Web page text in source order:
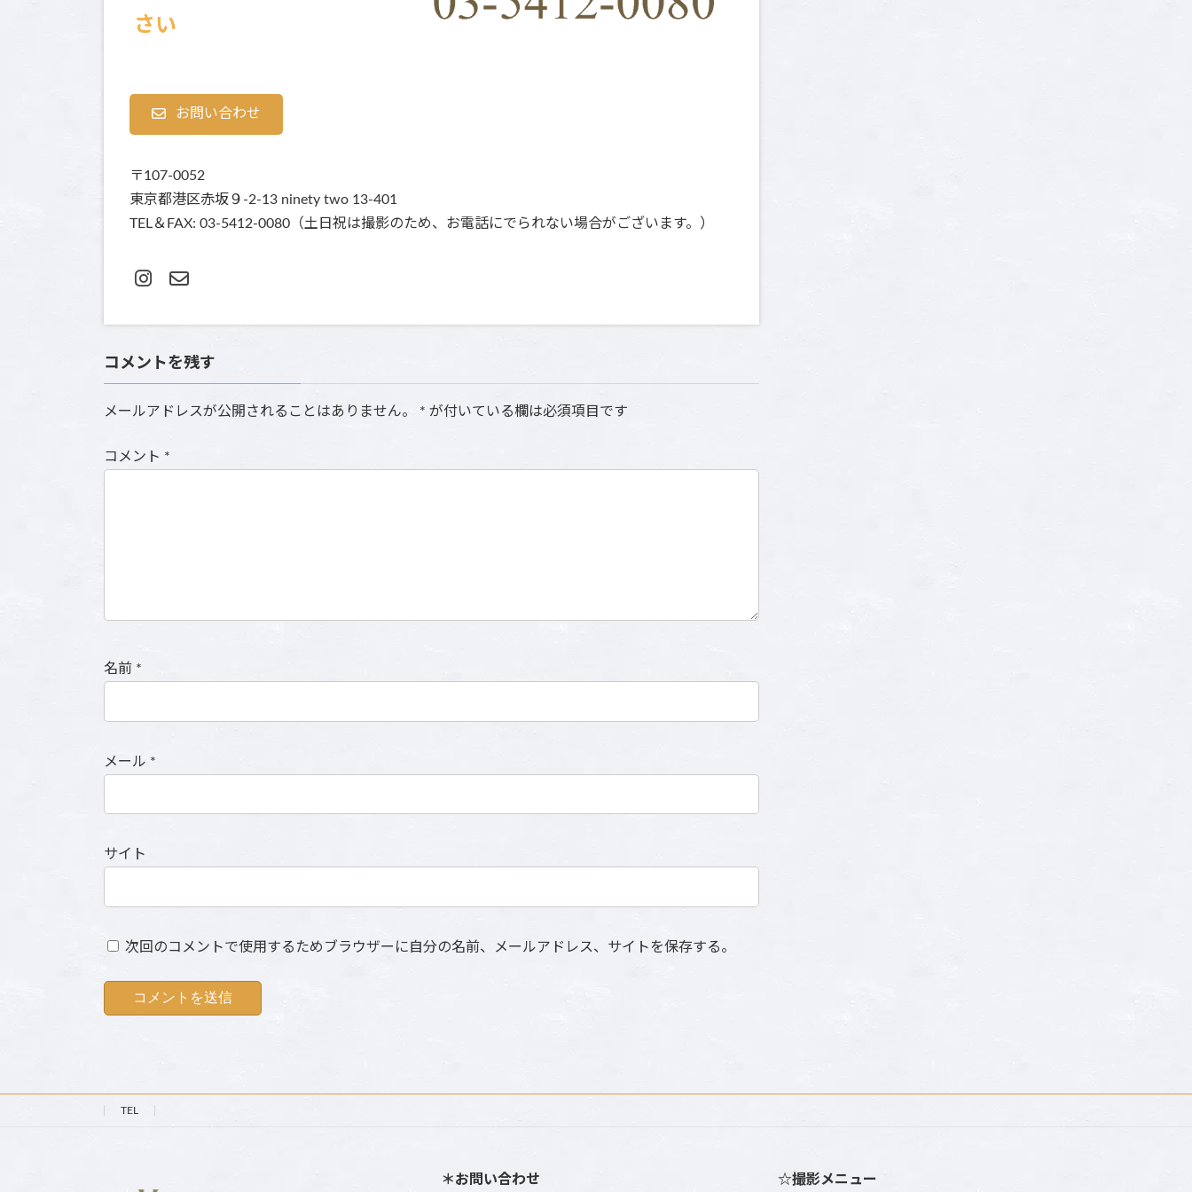
さい
お問い合わせ
〒107-0052
東京都港区赤坂９-2-13 ninety two 13-401
TEL＆FAX: 03-5412-0080（土日祝は撮影のため、お電話にでられない場合がございます。）
コメントを残す
メールアドレスが公開されることはありません。 * が付いている欄は必須項目です
コメント *
名前 *
メール *
サイト
次回のコメントで使用するためブラウザーに自分の名前、メールアドレス、サイトを保存する。
TEL
＊お問い合わせ ☆撮影メニュー